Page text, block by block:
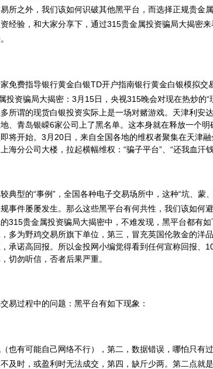
所之外，我们该如何识破其他黑平台，而选择正规贵金
经验，和大家分享下，通过315贵金属投资骗局大揭密
费指导银行黄金白银TD开户指南银行黄金白银模拟交
投资骗局大揭密：3月15日，央视315晚会对现在热炒的“
所谓的现货白银投资实际上是一场对赌游戏。 天津利安
、青岛银嵘6家公司上了黑名单。这本身就在释放一个明
将开始。 3月20日，来自全国各地的维权者聚集在天津
海分公司大楼，拉起横幅维权：“骗子平台”、“还我血汗钱
型的“事例”，全国各种电子交易场所中，这种“坑、蒙
事件屡屡发生。 那么这些黑平台有何共性，我们该如何
315贵金属投资骗局大揭密中，不难发现，黑平台都有如
多为野鸡交易所旗下单位，第三，冒充英国伦敦金的洋
承诺高回报。 所以金投网小编觉得看到任何宣称回报、
切勿听信，否者后果严重。
过程中的问题：黑平台有如下现象：
有可能自己网络不行），第二，数据错误，哪怕只有
及时，或盈利时无法成交，第四，缺斤少两。 第二点就